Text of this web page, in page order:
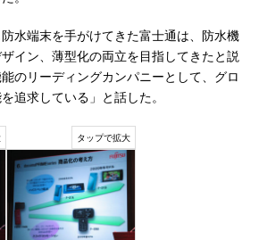
水端末を手がけてきた富士通は、防水機
イン、薄型化の両立を目指してきたと説
のリーディングカンパニーとして、グロ
追求している」と話した。